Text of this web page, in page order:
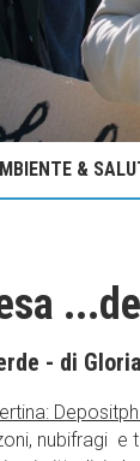
&
- di
nubifragi e